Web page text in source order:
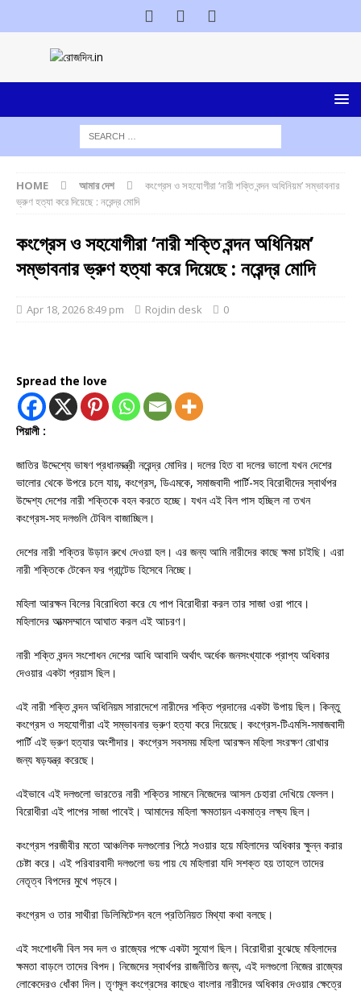
HOME আমার দেশ
কংগ্রেস ও সহযোগীরা ‘নারী শক্তি বন্দন অধিনিয়ম’ সম্ভাবনার
ভ্রুণ হত্যা করে দিয়েছে : নরেন্দ্র মোদি
কংগ্রেস ও সহযোগীরা ‘নারী শক্তি বন্দন অধিনিয়ম’
সম্ভাবনার ভ্রুণ হত্যা করে দিয়েছে : নরেন্দ্র মোদি
Apr 18, 2026 8:49 pm Rojdin desk 0
Spread the love
পিয়ালী :
জাতির উদ্দেশ্যে ভাষণ প্রধানমন্ত্রী নরেন্দ্র মোদির। দলের হিত বা দলের ভালো যখন দেশের
ভালোর থেকে উপরে চলে যায়, কংগ্রেস, ডিএমকে, সমাজবাদী পার্টি-সহ বিরোধীদের স্বার্থপর
উদ্দেশ্য দেশের নারী শক্তিকে বহন করতে হচ্ছে। যখন এই বিল পাস হচ্ছিল না তখন
কংগ্রেস-সহ দলগুলি টেবিল বাজাচ্ছিল।
দেশের নারী শক্তির উড়ান রুখে দেওয়া হল। এর জন্য আমি নারীদের কাছে ক্ষমা চাইছি। এরা
নারী শক্তিকে টেকেন ফর গ্রান্টেড হিসেবে নিচ্ছে।
মহিলা আরক্ষন বিলের বিরোধিতা করে যে পাপ বিরোধীরা করল তার সাজা ওরা পাবে।
মহিলাদের আত্মসম্মানে আঘাত করল এই আচরণ।
নারী শক্তি বন্দন সংশোধন দেশের আধি আবাদি অর্থাৎ অর্ধেক জনসংখ্যাকে প্রাপ্য অধিকার
দেওয়ার একটা প্রয়াস ছিল।
এই নারী শক্তি বন্দন অধিনিয়ম সারাদেশে নারীদের শক্তি প্রদানের একটা উপায় ছিল। কিন্তু
কংগ্রেস ও সহযোগীরা এই সম্ভাবনার ভ্রুণ হত্যা করে দিয়েছে। কংগ্রেস-টিএমসি-সমাজবাদী
পার্টি এই ভ্রুণ হত্যার অংশীদার। কংগ্রেস সবসময় মহিলা আরক্ষন মহিলা সংরক্ষণ রোখার
জন্য ষড়যন্ত্র করেছে।
এইভাবে এই দলগুলো ভারতের নারী শক্তির সামনে নিজেদের আসল চেহারা দেখিয়ে ফেলল।
বিরোধীরা এই পাপের সাজা পাবেই। আমাদের মহিলা ক্ষমতায়ন একমাত্র লক্ষ্য ছিল।
কংগ্রেস পরজীবীর মতো আঞ্চলিক দলগুলোর পিঠে সওয়ার হয়ে মহিলাদের অধিকার ক্ষুন্ন করার
চেষ্টা করে। এই পরিবারবাদী দলগুলো ভয় পায় যে মহিলারা যদি সশক্ত হয় তাহলে তাদের
নেতৃত্ব বিপদের মুখে পড়বে।
কংগ্রেস ও তার সাথীরা ডিলিমিটেশন বলে প্রতিনিয়ত মিথ্যা কথা বলছে।
এই সংশোধনী বিল সব দল ও রাজ্যের পক্ষে একটা সুযোগ ছিল। বিরোধীরা বুঝেছে মহিলাদের
ক্ষমতা বাড়লে তাদের বিপদ। নিজেদের স্বার্থপর রাজনীতির জন্য, এই দলগুলো নিজের রাজ্যের
লোকেদেরও ধোঁকা দিল। তৃণমূল কংগ্রেসের কাছেও বাংলার নারীদের অধিকার দেওয়ার ক্ষেত্রে